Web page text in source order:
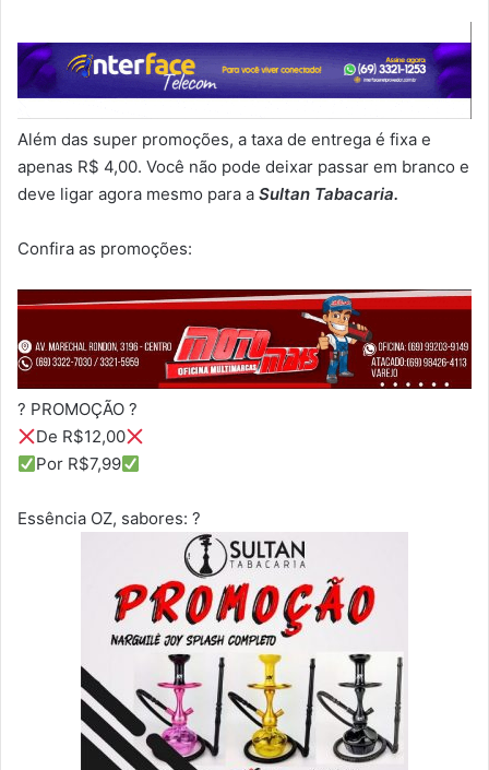
Além das super promoções, a taxa de entrega é fixa e
apenas R$ 4,00. Você não pode deixar passar em branco e
deve ligar agora mesmo para a Sultan Tabacaria.
Confira as promoções:
? PROMOÇÃO ?
De R$12,00
Por R$7,99
Essência OZ, sabores: ?